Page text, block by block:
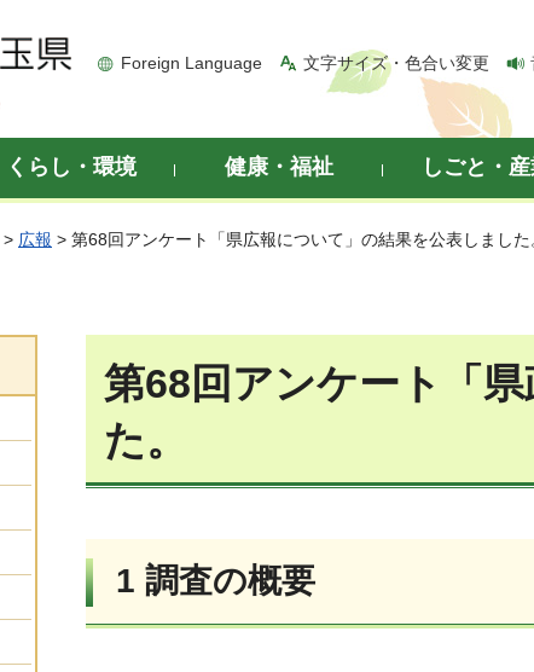
Foreign Language 文字サイズ・色合い変更
くらし・環境 健康・福祉 しごと・
> 広報 > 第68回アンケート「県広報について」の結果を公表しました
第68回アンケート「
た。
1 調査の概要